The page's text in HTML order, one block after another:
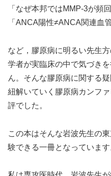
「なぜ本邦ではMMP-3が頻
「ANCA陽性≠ANCA関連血
など，膠原病に明るい先生
学者が実臨床の中で気づき
ん。そんな膠原病に関する
紐解いていく膠原病カンフ
評でした。
この本はそんな岩波先生の
験できる一冊となっています